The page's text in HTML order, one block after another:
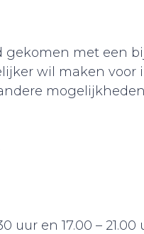
met een
wil maken
uur en 17.00 – 21.00